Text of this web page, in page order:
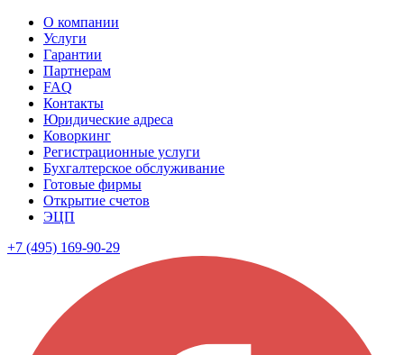
О компании
Услуги
Гарантии
Партнерам
FAQ
Контакты
Юридические адреса
Коворкинг
Регистрационные услуги
Бухгалтерское обслуживание
Готовые фирмы
Открытие счетов
ЭЦП
+7 (495) 169-90-29